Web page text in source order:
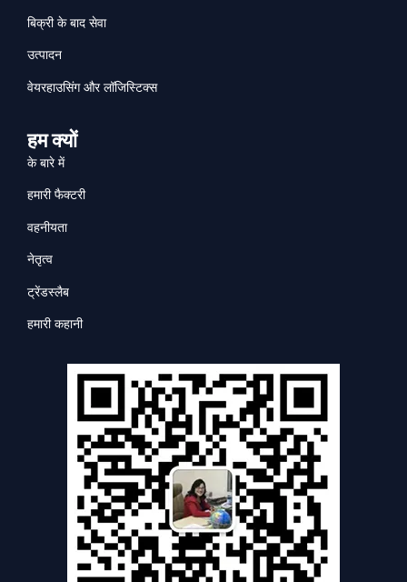
बिक्री के बाद सेवा
उत्पादन
वेयरहाउसिंग और लॉजिस्टिक्स
हम क्यों
के बारे में
हमारी फैक्टरी
वहनीयता
नेतृत्व
ट्रेंडस्लैब
हमारी कहानी